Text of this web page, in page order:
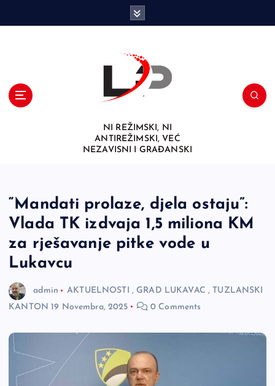
NI REŽIMSKI, NI
ANTIREŽIMSKI, VEĆ
NEZAVISNI I GRAĐANSKI
“Mandati prolaze, djela ostaju”:
Vlada TK izdvaja 1,5 miliona KM
za rješavanje pitke vode u
Lukavcu
admin AKTUELNOSTI , GRAD LUKAVAC , TUZLANSKI
KANTON 19 Novembra, 2025 0 Comments